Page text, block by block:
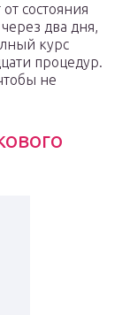
состояния
два дня,
курс
процедур.
не